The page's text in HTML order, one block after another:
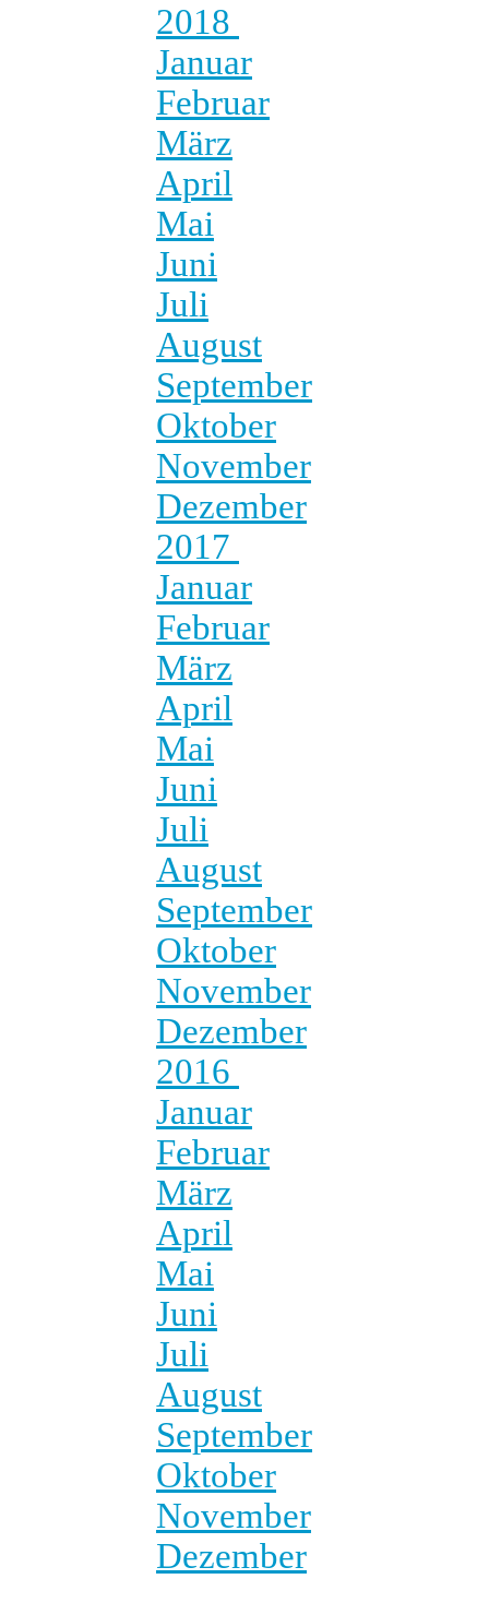
2018
Januar
Februar
März
April
Mai
Juni
Juli
August
September
Oktober
November
Dezember
2017
Januar
Februar
März
April
Mai
Juni
Juli
August
September
Oktober
November
Dezember
2016
Januar
Februar
März
April
Mai
Juni
Juli
August
September
Oktober
November
Dezember